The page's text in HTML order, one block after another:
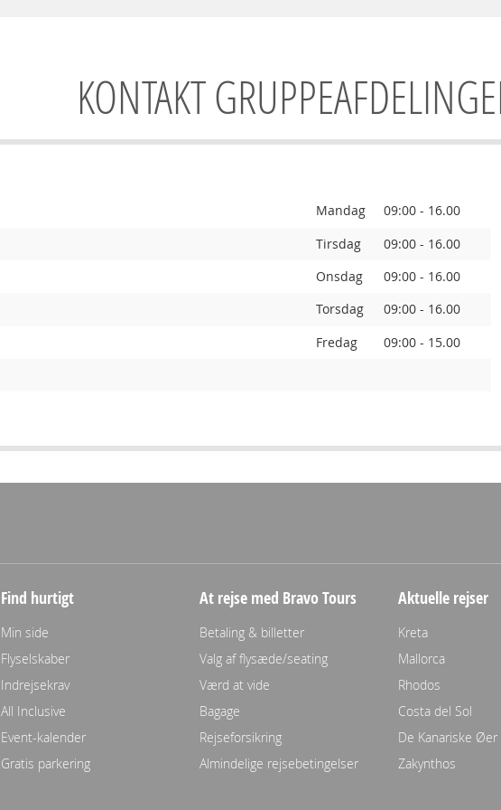
KONTAKT
Mandag
09:00 - 16.00
Tirsdag
09:00 - 16.00
Onsdag
09:00 - 16.00
Torsdag
09:00 - 16.00
Fredag 09:00 - 15.00
Find hurtigt
Min side
Flyselskaber
Indrejsekrav
All Inclusive
Event-kalender
Gratis parkering
At rejse med Bravo Tours
Betaling & billetter
Valg af flysæde/seating
Værd at vide
Bagage
Rejseforsikring
Almindelige rejsebetingelser
Aktuelle rejser
Kreta
Mallorca
Rhodos
Costa del Sol
De Kanariske Øer
Zakynthos